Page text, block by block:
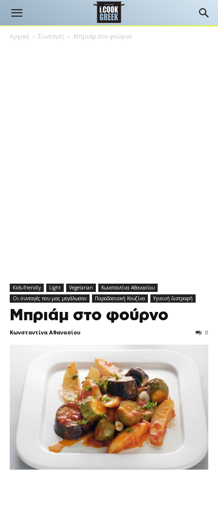
Αρχική Συνταγές Μπριάμ στο φούρνο
Kids-friendly Light Vegetarian
Κωνσταντίνα Αθανασίου
Οι συνταγές που μας μεγάλωσαν
Παραδοσιακή Κουζίνα Υγιεινή διατροφή
Μπριάμ στο φούρνο
Κωνσταντίνα Αθανασίου 0